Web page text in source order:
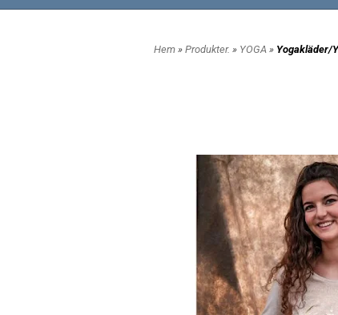
Hem » Produkter. » YOGA » Yogakläder/